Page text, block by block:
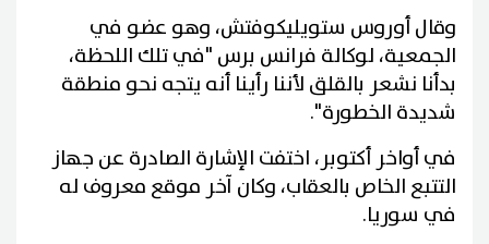
وقال أوروس ستويليكوفتش، وهو عضو في
الجمعية، لوكالة فرانس برس "في تلك اللحظة،
بدأنا نشعر بالقلق لأننا رأينا أنه يتجه نحو منطقة
شديدة الخطورة".
في أواخر أكتوبر، اختفت الإشارة الصادرة عن جهاز
التتبع الخاص بالعقاب، وكان آخر موقع معروف له
في سوريا.